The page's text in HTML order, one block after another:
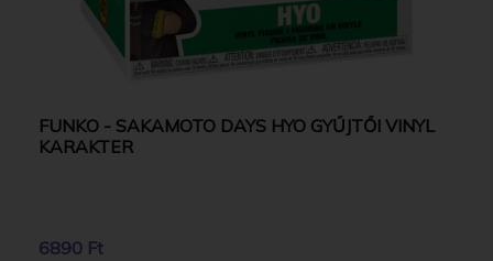
FUNKO - SAKAMOTO DAYS HYO GYŰJTŐI VINYL
KARAKTER
6890 Ft